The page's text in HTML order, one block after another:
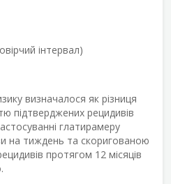
інтервал)
визначалося як різниця
підтверджених рецидивів
глатирамеру
на тиждень та скоригованою
протягом 12 місяців